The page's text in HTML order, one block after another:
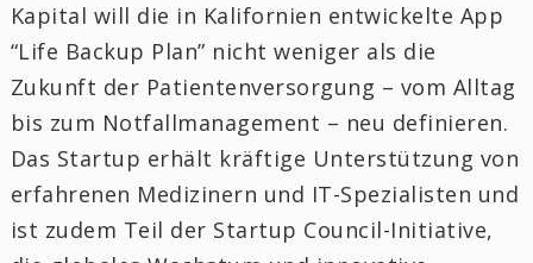
Kapital will die in Kalifornien entwickelte App
“Life Backup Plan” nicht weniger als die
Zukunft der Patientenversorgung – vom Alltag
bis zum Notfallmanagement – neu definieren.
Das Startup erhält kräftige Unterstützung von
erfahrenen Medizinern und IT-Spezialisten und
ist zudem Teil der Startup Council-Initiative,